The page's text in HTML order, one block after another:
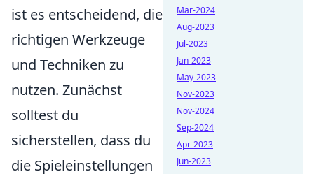
ist es entscheidend, die
richtigen Werkzeuge
und Techniken zu
nutzen. Zunächst
solltest du
sicherstellen, dass du
die Spieleinstellungen
Mar-2024
Aug-2023
Jul-2023
Jan-2023
May-2023
Nov-2023
Nov-2024
Sep-2024
Apr-2023
Jun-2023